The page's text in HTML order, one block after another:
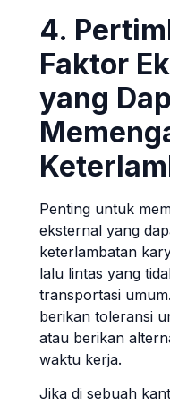
4.
Faktor
yang
Penting untuk
eksternal yang
keterlambatan
lalu lintas yang
transportasi
berikan toleransi
atau berikan
waktu kerja.
Jika di sebuah